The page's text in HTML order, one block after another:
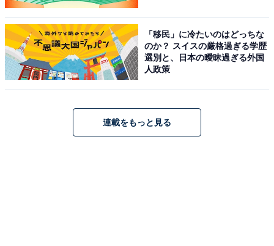
・
茨城県の「街の幸福度」ランキング！ 3位「稲敷郡阿見
町」、2位「つくば市」、1位は？
・
栃木県の「街の幸福度」ランキング！ 3位「下野市」、2
埼玉県民が選ぶ「街の幸福度」ランキング！ 2位「さい
「移民」に冷たいのはどっちな
のか？ スイスの厳格過ぎる学歴
選別と、日本の曖昧過ぎる外国
人政策
連載をもっと見る